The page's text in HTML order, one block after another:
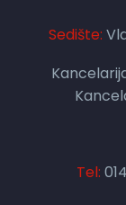
Sedište:
Tel: